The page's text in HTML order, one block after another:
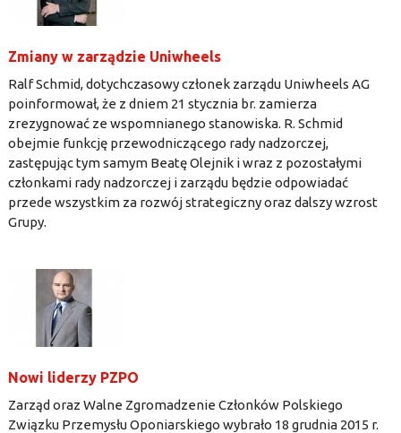
Zmiany w zarządzie Uniwheels
Ralf Schmid, dotychczasowy członek zarządu Uniwheels AG
poinformował, że z dniem 21 stycznia br. zamierza
zrezygnować ze wspomnianego stanowiska. R. Schmid
obejmie funkcję przewodniczącego rady nadzorczej,
zastępując tym samym Beatę Olejnik i wraz z pozostałymi
członkami rady nadzorczej i zarządu będzie odpowiadać
przede wszystkim za rozwój strategiczny oraz dalszy wzrost
Grupy.
Nowi liderzy PZPO
Zarząd oraz Walne Zgromadzenie Członków Polskiego
Związku Przemysłu Oponiarskiego wybrało 18 grudnia 2015 r.